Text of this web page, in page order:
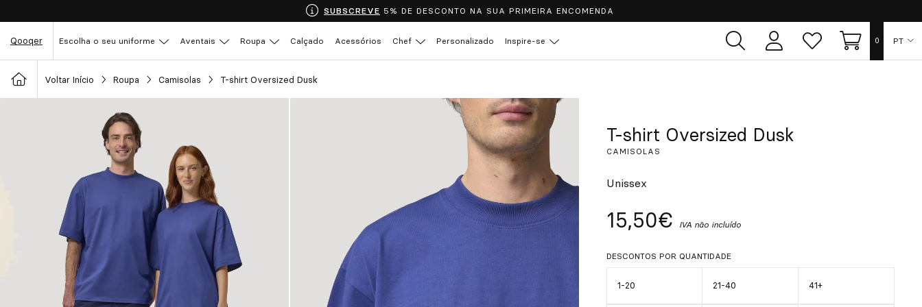
SUBSCREVE 5% DE DESCONTO NA SUA PRIMEIRA ENCOMENDA
Qooqer Escolha o seu uniforme Aventais Roupa Calçado Acessórios Chef Personalizado Inspire-se
Área
de
Lista
de
Carrinho
0 PT
Voltar Início Roupa Camisolas T-shirt Oversized Dusk
T-shirt Oversized Dusk
CAMISOLAS
Unissex
15,50€ IVA não incluído
DESCONTOS POR QUANTIDADE
1-20 21-40 41+